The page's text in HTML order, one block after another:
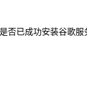
否已成功安装谷歌服